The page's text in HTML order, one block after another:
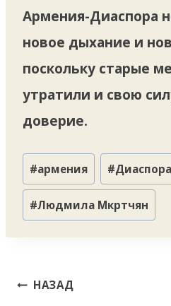
Армения-Диаспора
новое дыхание и
поскольку старые
утратили и свою
доверие.
Метки
записи:
#армения #Диаспора
#Людмила Мкртчян
Навигация
НАЗАД